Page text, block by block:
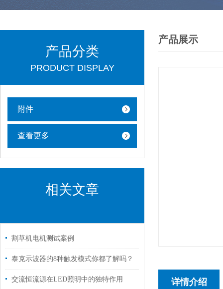
产品分类
PRODUCT DISPLAY
附件
查看更多
相关文章
割草机电机测试案例
泰克示波器的8种触发模式你都了解吗？
交流恒流源在LED照明中的独特作用
产品展示
详情介绍